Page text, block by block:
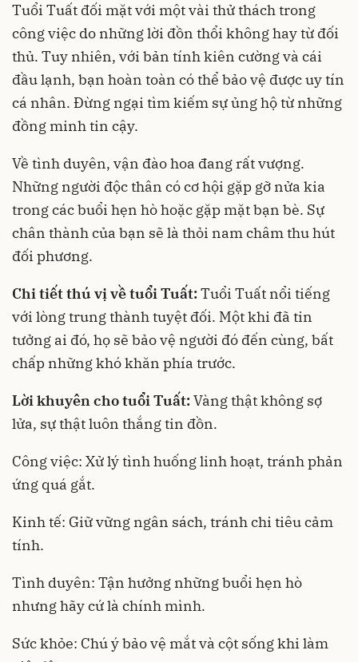
Tuổi Tuất đối mặt với một vài thử thách trong
công việc do những lời đồn thổi không hay từ đối
thủ. Tuy nhiên, với bản tính kiên cường và cái
đầu lạnh, bạn hoàn toàn có thể bảo vệ được uy tín
cá nhân. Đừng ngại tìm kiếm sự ủng hộ từ những
đồng minh tin cậy.
Về tình duyên, vận đào hoa đang rất vượng.
Những người độc thân có cơ hội gặp gỡ nửa kia
trong các buổi hẹn hò hoặc gặp mặt bạn bè. Sự
chân thành của bạn sẽ là thỏi nam châm thu hút
đối phương.
Chi tiết thú vị về tuổi Tuất:Tuổi Tuất nổi tiếng
với lòng trung thành tuyệt đối. Một khi đã tin
tưởng ai đó, họ sẽ bảo vệ người đó đến cùng, bất
chấp những khó khăn phía trước.
Lời khuyên cho tuổi Tuất:Vàng thật không sợ
lửa, sự thật luôn thắng tin đồn.
Công việc: Xử lý tình huống linh hoạt, tránh phản
ứng quá gắt.
Kinh tế: Giữ vững ngân sách, tránh chi tiêu cảm
tính.
Tình duyên: Tận hưởng những buổi hẹn hò
nhưng hãy cứ là chính mình.
Sức khỏe: Chú ý bảo vệ mắt và cột sống khi làm